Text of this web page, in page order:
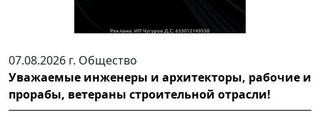
07.08.2026 г. Общество
Уважаемые инженеры и архитекторы, рабочие и
прорабы, ветераны строительной отрасли!